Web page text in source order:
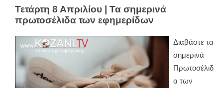
Τετάρτη 8 Απριλίου | Τα σημερινά
πρωτοσέλιδα των εφημερίδων
Διαβάστε τα
σημερινά
Πρωτοσέλιδ
α των